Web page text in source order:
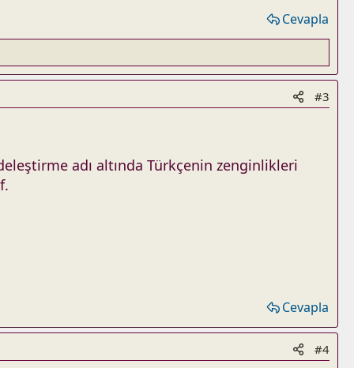
Cevapla
#3
adı altında Türkçenin zenginlikleri
Cevapla
#4